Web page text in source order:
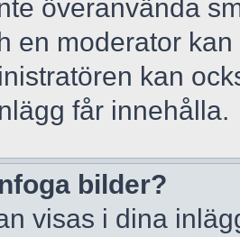
överanvända
en moderator
kan
får innehålla.
bilder?
visas i dina